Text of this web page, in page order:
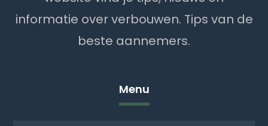
informatie over verbouwen. Tips van de
beste aannemers.
Menu